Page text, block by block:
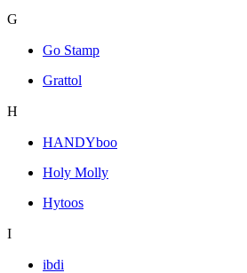
G
Go Stamp
Grattol
H
HANDYboo
Holy Molly
Hytoos
I
ibdi